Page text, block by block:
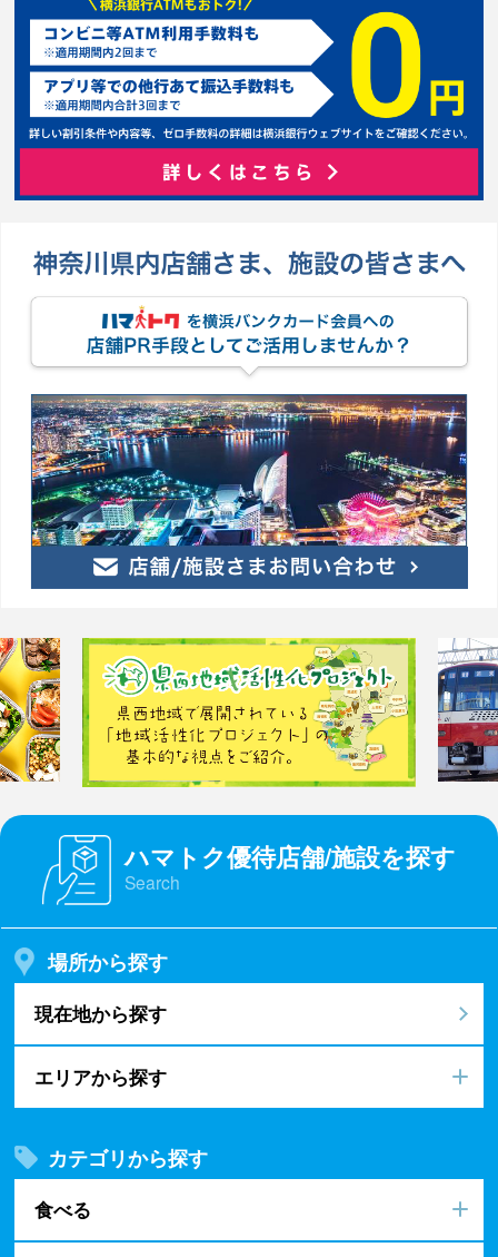
ハマトク優待店舗/施設を探す
Search
場所から探す
現在地から探す
エリアから探す
カテゴリから探す
食べる